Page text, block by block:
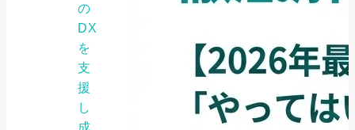
の
DX
を
支
援
し
成